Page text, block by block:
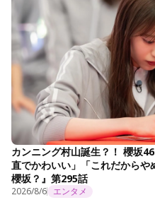
カンニング村山誕生？！ 櫻坂
直でかわいい」「これだからや
櫻坂？』第295話
2026/8/6 エンタメ